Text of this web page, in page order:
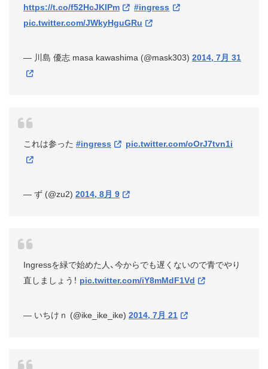
https://t.co/f52HcJKlPm
#ingress
pic.twitter.com/JWkyHguGRu
— 川島 優志 masa kawashima (@mask303) 2014, 7月 31
これは参った #ingress pic.twitter.com/oOrJ7tvn1i
— ず (@zu2) 2014, 8月 9
Ingressを緑で始めた人、今からでも遅くないので青でやり
直しましょう！ pic.twitter.com/iY8mMdF1Vd
— いちけｎ (@ike_ike_ike) 2014, 7月 21